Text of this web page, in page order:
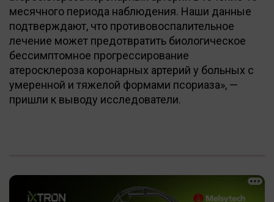
месячного периода наблюдения. Наши данные
подтверждают, что противовоспалительное
лечение может предотвратить биологическое
бессимптомное прогрессирование
атеросклероза коронарных артерий у больных с
умеренной и тяжелой формами псориаза», —
пришли к выводу исследователи.